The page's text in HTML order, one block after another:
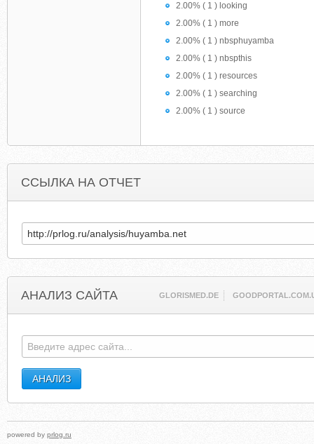
2.00% ( 1 ) looking
2.00% ( 1 ) more
2.00% ( 1 ) nbsphuyamba
2.00% ( 1 ) nbspthis
2.00% ( 1 ) resources
2.00% ( 1 ) searching
2.00% ( 1 ) source
ССЫЛКА НА ОТЧЕТ
АНАЛИЗ САЙТА GLORISMED.DE
powered by prlog.ru